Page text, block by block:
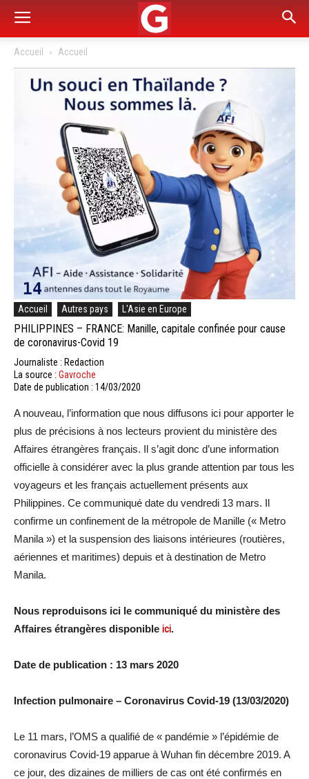
Accueil Accueil
Accueil Autres pays L'Asie en Europe
PHILIPPINES – FRANCE: Manille, capitale confinée pour cause
de coronavirus-Covid 19
Journaliste : Redaction
La source : Gavroche
Date de publication : 14/03/2020
A nouveau, l’information que nous diffusons ici pour apporter le
plus de précisions à nos lecteurs provient du ministère des
Affaires étrangères français. Il s’agit donc d’une information
officielle à considérer avec la plus grande attention par tous les
voyageurs et les français actuellement présents aux
Philippines. Ce communiqué date du vendredi 13 mars. Il
confirme un confinement de la métropole de Manille (« Metro
Manila ») et la suspension des liaisons intérieures (routières,
aériennes et maritimes) depuis et à destination de Metro
Manila.
Nous reproduisons ici le communiqué du ministère des
Affaires étrangères disponible ici.
Date de publication : 13 mars 2020
Infection pulmonaire – Coronavirus Covid-19 (13/03/2020)
Le 11 mars, l’OMS a qualifié de « pandémie » l’épidémie de
coronavirus Covid-19 apparue à Wuhan fin décembre 2019. A
ce jour, des dizaines de milliers de cas ont été confirmés en